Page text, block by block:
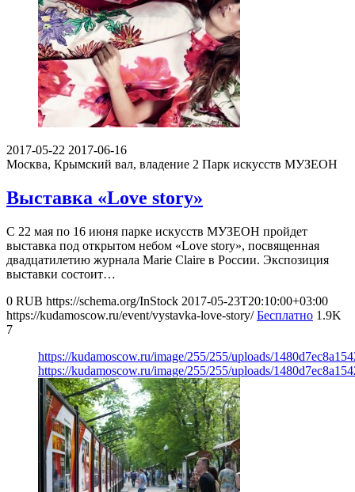
2017-05-22 2017-06-16
Москва, Крымский вал, владение 2 Парк искусств МУЗЕОН
Выставка «Love story»
С 22 мая по 16 июня парке искусств МУЗЕОН пройдет
выставка под открытом небом «Love story», посвященная
двадцатилетию журнала Marie Claire в России. Экспозиция
выставки состоит…
0 RUB https://schema.org/InStock 2017-05-23T20:10:00+03:00
https://kudamoscow.ru/event/vystavka-love-story/ Бесплатно 1.9K
7
https://kudamoscow.ru/image/255/255/uploads/
https://kudamoscow.ru/image/255/255/uploads/